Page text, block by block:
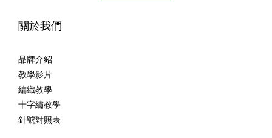
關於我們
品牌介紹
教學影片
編織教學
十字繡教學
針號對照表